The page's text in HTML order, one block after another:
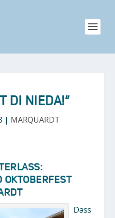
DI NIEDA!“
| MARQUARDT
OKTOBERFEST
Dass